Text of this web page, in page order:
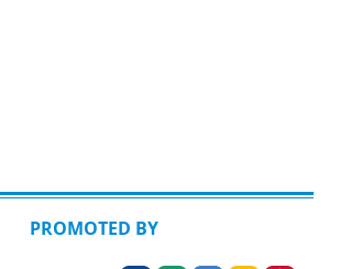
PROMOTED BY